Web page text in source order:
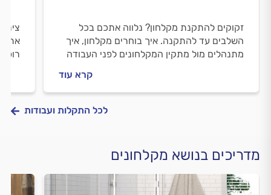
זקוקים להתקנת מקלחון? נלווה אתכם בכל
השלבים עד להתקנה. איך בוחרים מקלחון, איך
מתנהלים מול מתקין המקלחונים לפני העבודה
קרא עוד
לכל התקלות ועבודות
מדריכים בנושא מקלחונים